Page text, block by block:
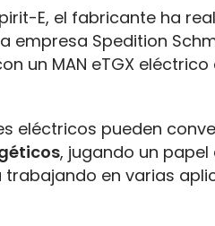
E, el fabricante ha
empresa Spedition
un MAN eTGX
eléctricos pueden
, jugando un
en varias